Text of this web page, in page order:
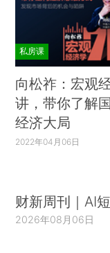
私房课
向松祚：宏观
讲，带你了解
经济大局
2022年04月06日
财新周刊｜AI
2026年08月06日